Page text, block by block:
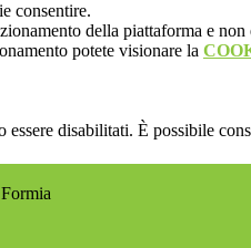
consentire.
della piattaforma e
potete visionare la
disabilitati. È possibile